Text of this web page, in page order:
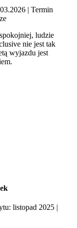
| Termin
ludzie
nie jest tak
wyjazdu jest
listopad 2025 |